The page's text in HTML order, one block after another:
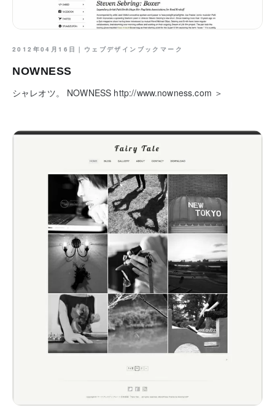
2012年04月16日｜ ウェブデザインブックマーク
NOWNESS
シャレオツ。 NOWNESS http://www.nowness.com ＞